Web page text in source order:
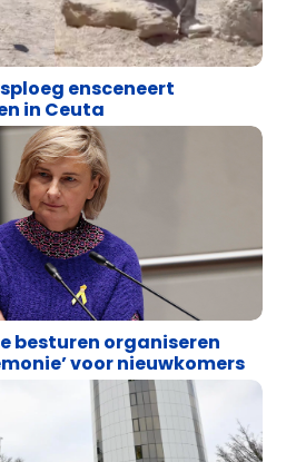
ensceneert
in Ceuta
besturen organiseren
voor nieuwkomers